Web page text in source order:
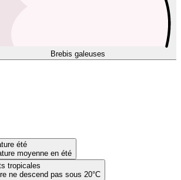
Brebis galeuses
été
moyenne en été
tropicales
ne descend pas sous 20°C